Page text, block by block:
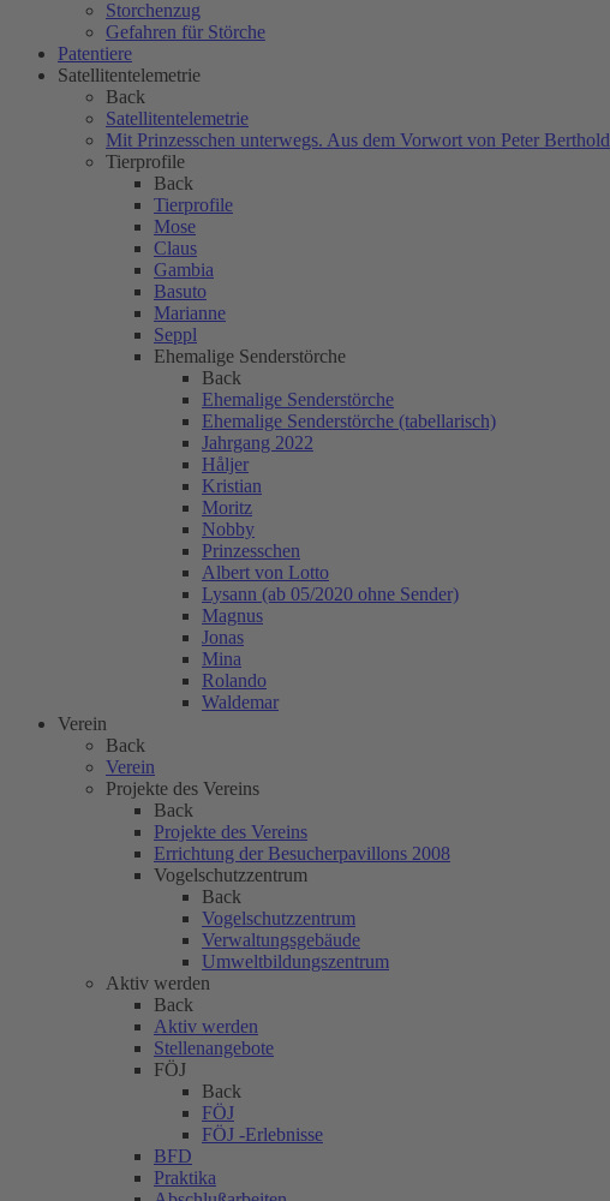
Storchenzug
Gefahren für Störche
Patentiere
Satellitentelemetrie
Back
Satellitentelemetrie
Mit Prinzesschen unterwegs. Aus dem Vorwort von Peter Berthold
Tierprofile
Back
Tierprofile
Mose
Claus
Gambia
Basuto
Marianne
Seppl
Ehemalige Senderstörche
Back
Ehemalige Senderstörche
Ehemalige Senderstörche (tabellarisch)
Jahrgang 2022
Håljer
Kristian
Moritz
Nobby
Prinzesschen
Albert von Lotto
Lysann (ab 05/2020 ohne Sender)
Magnus
Jonas
Mina
Rolando
Waldemar
Verein
Back
Verein
Projekte des Vereins
Back
Projekte des Vereins
Errichtung der Besucherpavillons 2008
Vogelschutzzentrum
Back
Vogelschutzzentrum
Verwaltungsgebäude
Umweltbildungszentrum
Aktiv werden
Back
Aktiv werden
Stellenangebote
FÖJ
Back
FÖJ
FÖJ -Erlebnisse
BFD
Praktika